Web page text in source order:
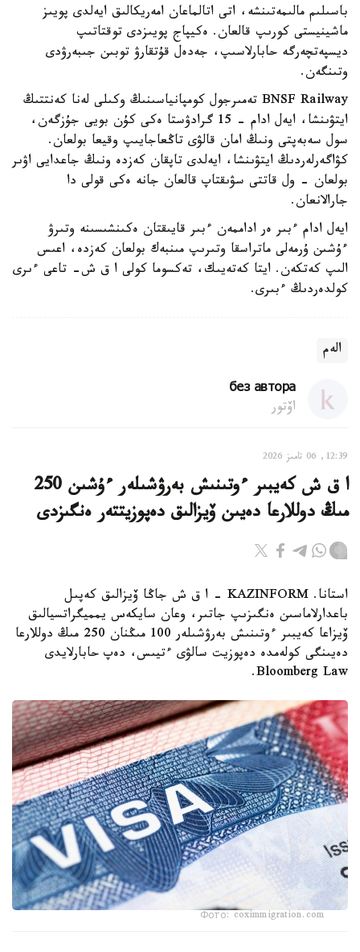
باسىلىم مالىمەتىنشە، اتى اتالماعان امەريكالىق ايەلدى پويىز
ماشينيستى كورىپ قالعان. ەكيپاج پويىزدى توقتاتىپ
ديسپەتچەرگە حابارلاسىپ، جەدەل قۇتقارۋ توبىن جىبەرۋدى
وتىنگەن.
BNSF Railway تەمىرجول كومپانياسىنىڭ وكىلى لەنا كەنتتىڭ
ايتۋىنشا، ايەل ادام - 15 گرادۋستا ەكى كۇن بويى جۇزگەن،
سول سەبەپتى ونىڭ امان قالۋى تاڭعاجايىپ وقيعا بولعان.
كۋاگەرلەردىڭ ايتۋىنشا، ايەلدى تاپقان كەزدە ونىڭ جاعدايى اۋىر
بولعان - ول قاتتى سۋىقتاپ قالعان جانە ەكى قولى دا
جارالانعان.
ايەل ادام ءبىر ەر اداممەن ءبىر قايىقتان ەكىنشىسىنە وتىرۋ
ءۇشىن ۇرمەلى ماتراسقا وتىرىپ مىنبەك بولعان كەزدە، اعىس
الىپ كەتكەن. ايتا كەتەيىك، تەكسوما كولى ا ق ش- تاعى ءىرى
كولدەردىڭ ءبىرى.
الەم
без автора
اۆتور
12:39, 06 تامىز 2026
ا ق ش كەيبىر ءوتىنىش بەرۋشىلەر ءۇشىن 250
مىڭ دوللارعا دەيىن ۆيزالىق دەپوزيتتەر ەنگىزدى
استانا. KAZINFORM – ا ق ش جاڭا ۆيزالىق كەپىل
باعدارلاماسىن ەنگىزىپ جاتىر، وعان سايكەس يمميگراتسيالىق
ۆيزاعا كەيبىر ءوتىنىش بەرۋشىلەر 100 مىڭنان 250 مىڭ دوللارعا
دەيىنگى كولەمدە دەپوزيت سالۋى ءتيىس، دەپ حابارلايدى
Bloomberg Law.
Фото: coximmigration.com